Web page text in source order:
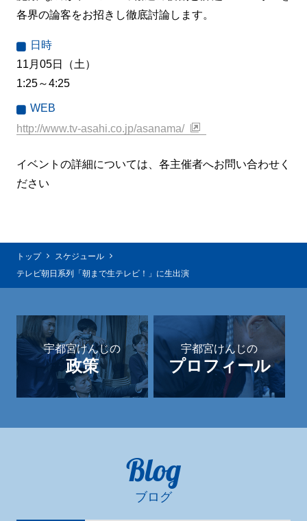
各界の論客をお招きし徹底討論します。
日時
11月05日（土）
1:25～4:25
WEB
http://www.tv-asahi.co.jp/asanama/
イベントの詳細については、各主催者へお問い合わせく
ださい
トップ
スケジュール
テレビ朝日系列「朝まで生テレビ！」に生出演
宇都宮けんじの
政策
宇都宮けんじの
プロフィール
Blog
ブログ